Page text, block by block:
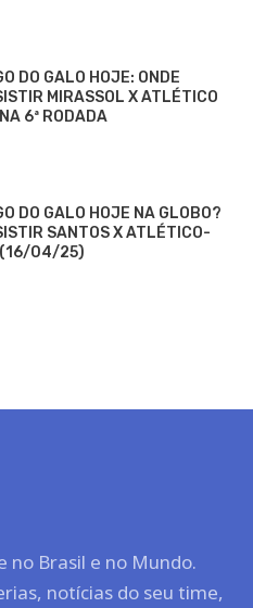
DO GALO HOJE: ONDE
MIRASSOL X ATLÉTICO
6ª RODADA
DO GALO HOJE NA GLOBO?
SANTOS X ATLÉTICO-
(16/04/25)
no Brasil e no Mundo.
notícias do seu time,